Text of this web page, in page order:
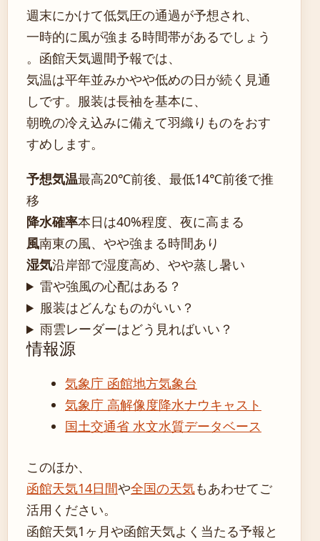
週末にかけて低気圧の通過が予想され、
一時的に風が強まる時間帯があるでしょう
。函館天気週間予報では、
気温は平年並みかやや低めの日が続く見通
しです。服装は長袖を基本に、
朝晩の冷え込みに備えて羽織りものをおす
すめします。
予想気温最高20℃前後、最低14℃前後で推
移
降水確率本日は40%程度、夜に高まる
風南東の風、やや強まる時間あり
湿気沿岸部で湿度高め、やや蒸し暑い
雷や強風の心配はある？
服装はどんなものがいい？
雨雲レーダーはどう見ればいい？
情報源
気象庁 函館地方気象台
気象庁 高解像度降水ナウキャスト
国土交通省 水文水質データベース
このほか、
函館天気14日間や全国の天気もあわせてご
活用ください。
函館天気1ヶ月や函館天気よく当たる予報と